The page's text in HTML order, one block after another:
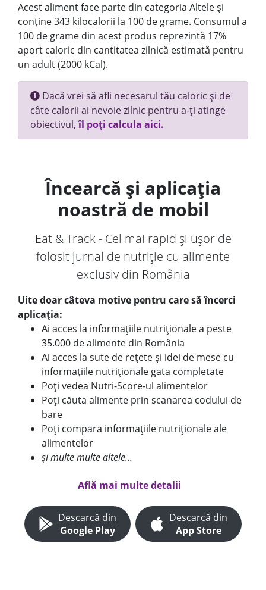
Acest aliment face parte din categoria Altele și
conține 343 kilocalorii la 100 de grame. Consumul a
100 de grame din acest produs reprezintă 17%
aport caloric din cantitatea zilnică estimată pentru
un adult (2000 kCal).
Dacă vrei să afli necesarul tău caloric și de
câte calorii ai nevoie zilnic pentru a-ți atinge
obiectivul,îl poți calcula aici.
Încearcă și aplicația
noastră de mobil
Eat & Track - Cel mai rapid și ușor de
folosit jurnal de nutriție cu alimente
exclusiv din România
Uite doar câteva motive pentru care să încerci
aplicația:
Ai acces la informațiile nutriționale a peste
35.000 de alimente din România
Ai acces la sute de rețete și idei de mese cu
informațiile nutriționale gata completate
Poți vedea Nutri-Score-ul alimentelor
Poți căuta alimente prin scanarea codului de
bare
Poți compara informațiile nutriționale ale
alimentelor
și multe multe altele...
Află mai multe detalii
Descarcă din
Google Play
Descarcă din
App Store